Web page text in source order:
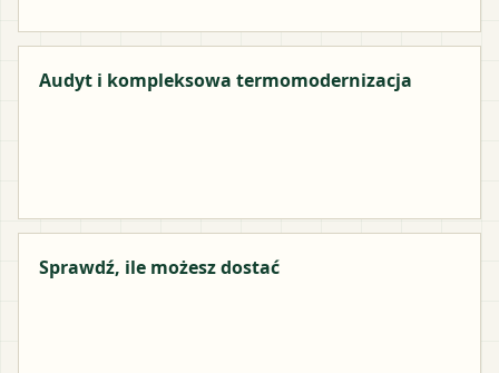
Audyt i kompleksowa termomodernizacja
Sprawdź, ile możesz dostać